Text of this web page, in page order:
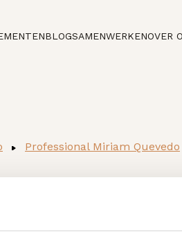
BLOGSAMENWERKENOVER
Professional Miriam Quevedo